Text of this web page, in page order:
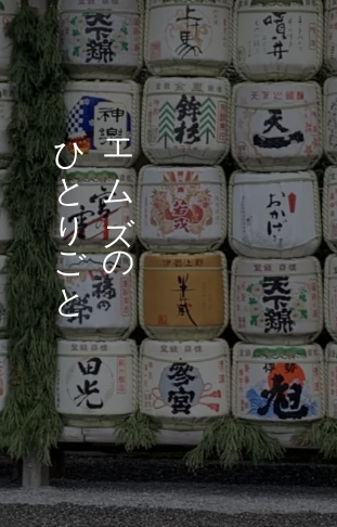
エ
ム
ズ
の
ひ
と
り
ご
と